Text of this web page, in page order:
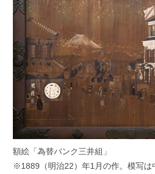
額絵「為替バンク三井組」
※1889（明治22）年1月の作。模写は